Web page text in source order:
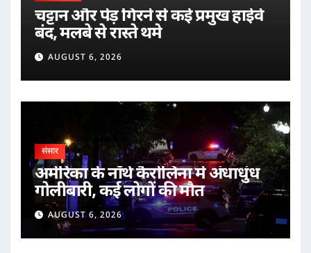
चट्टान और पेड़ गिरने से कई प्रमुख हाईवे
बंद, मलबे से रास्ते थमे
AUGUST 6, 2026
संसार
अमेरिका के नॉर्थ कैरोलिना में अंधाधुंध
गोलीबारी, कई लोगों की मौत
AUGUST 6, 2026